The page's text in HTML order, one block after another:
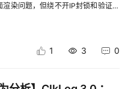
染问题，但绕不开IP封锁和验证拦
同金融站点的访问规则。只需在
1 3 0